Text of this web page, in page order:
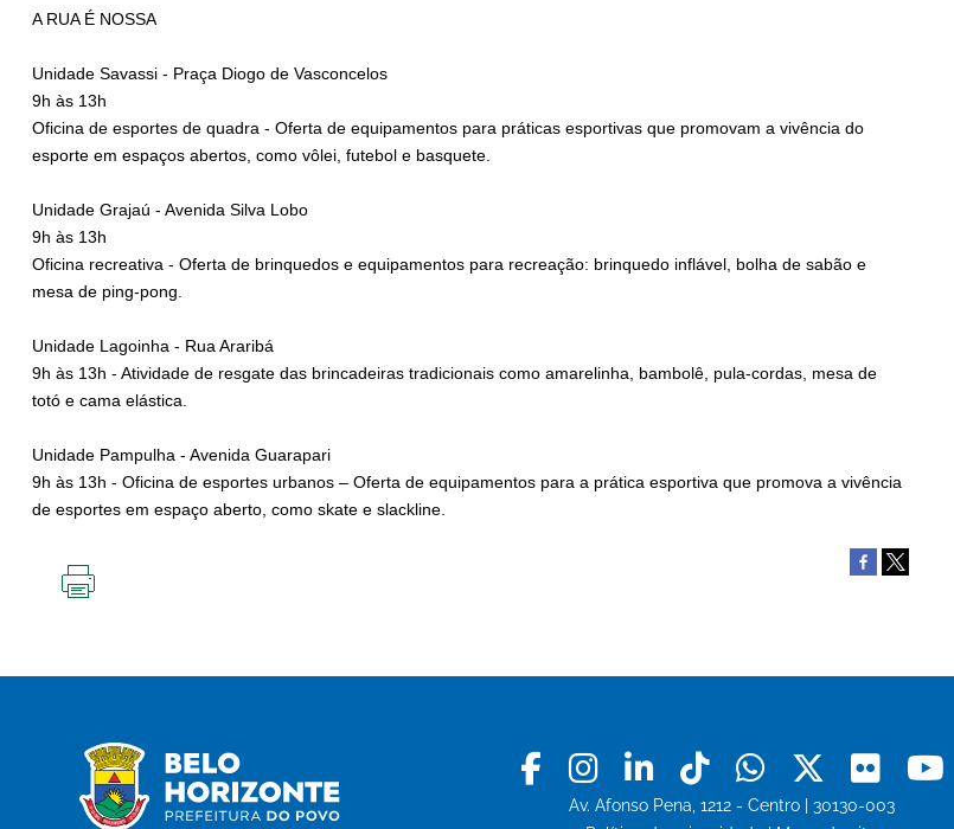
A RUA É NOSSA
Unidade Savassi - Praça Diogo de Vasconcelos
9h às 13h
Oficina de esportes de quadra - Oferta de equipamentos para práticas esportivas que promovam a vivência do
esporte em espaços abertos, como vôlei, futebol e basquete.
Unidade Grajaú - Avenida Silva Lobo
9h às 13h
Oficina recreativa - Oferta de brinquedos e equipamentos para recreação: brinquedo inflável, bolha de sabão e
mesa de ping-pong.
Unidade Lagoinha - Rua Araribá
9h às 13h - Atividade de resgate das brincadeiras tradicionais como amarelinha, bambolê, pula-cordas, mesa de
totó e cama elástica.
Unidade Pampulha - Avenida Guarapari
9h às 13h - Oficina de esportes urbanos – Oferta de equipamentos para a prática esportiva que promova a vivência
de esportes em espaço aberto, como skate e slackline.
Facebook
Instagram
LinkedinTiktokWhatsapp
X Flickr
Av. Afonso Pena, 1212 - Centro | 30130-003